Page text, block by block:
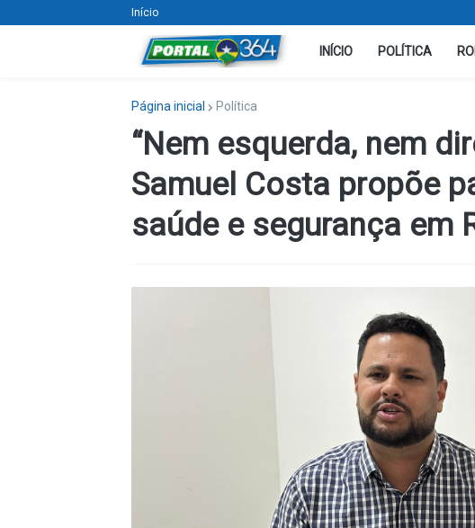
Início
INÍCIO POLÍTICA
Página inicial Política
“Nem esquerda, nem
Samuel Costa propõe
saúde e segurança em